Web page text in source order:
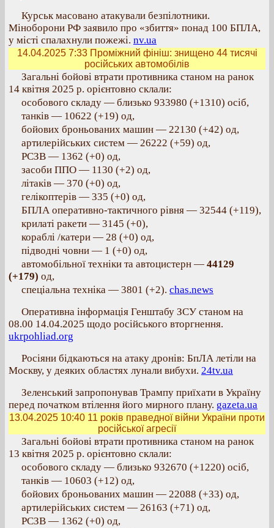
Курськ масовано атакували безпілотники.
Міноборони РФ заявило про «збиття» понад 100 БПЛА,
у місті спалахнули пожежі. nv.ua
14.04.2025 7:33Проміжний фініш: знищено 44 тисячі
російських автомобілів
Загальні бойові втрати противника станом на ранок
14 квітня 2025 р. орієнтовно склали:
особового складу — близько 933980 (+1310) осіб,
танків — 10622 (+19) од,
бойових броньованих машин — 22130 (+42) од,
артилерійських систем — 26222 (+59) од,
РСЗВ — 1362 (+0) од,
засоби ППО — 1130 (+2) од,
літаків — 370 (+0) од,
гелікоптерів — 335 (+0) од,
БПЛА оперативно-тактичного рівня — 32544 (+119),
крилаті ракети — 3145 (+0),
кораблі /катери — 28 (+0) од,
підводні човни — 1 (+0) од,
автомобільної техніки та автоцистерн — 44129
(+179) од,
спеціальна техніка — 3801 (+2). chas.news
Оперативна інформація Генштабу ЗСУ станом на
08.00 14.04.2025 щодо російського вторгнення.
ukrpohliad.org
Росіяни бідкаються на атаку дронів: БпЛА летіли на
Москву, у деяких областях лунали вибухи. 24tv.ua
Зеленський запропонував Трампу приїхати в Україну
перед початком втілення його мирного плану. gazeta.ua
13.04.2025 10:40 11 років праведної війни України проти
російської агресії
Загальні бойові втрати противника станом на ранок
13 квітня 2025 р. орієнтовно склали:
особового складу — близько 932670 (+1220) осіб,
танків — 10603 (+12) од,
бойових броньованих машин — 22088 (+33) од,
артилерійських систем — 26163 (+71) од,
РСЗВ — 1362 (+0) од,